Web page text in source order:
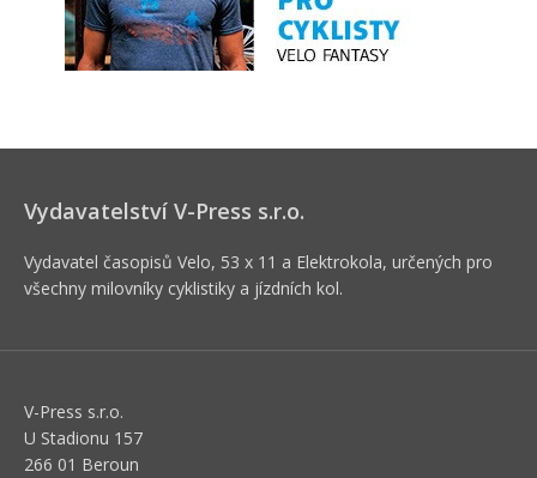
Vydavatelství V-Press s.r.o.
Vydavatel časopisů Velo, 53 x 11 a Elektrokola, určených pro
všechny milovníky cyklistiky a jízdních kol.
V-Press s.r.o.
U Stadionu 157
266 01 Beroun